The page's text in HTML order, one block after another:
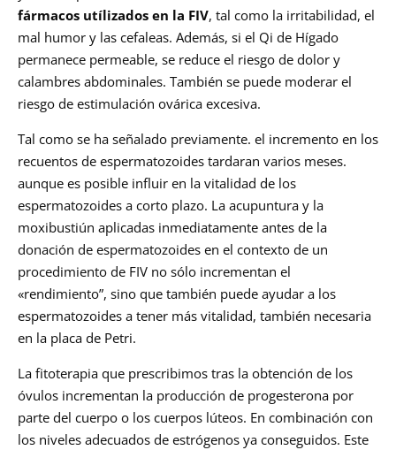
fármacos utílizados en la FIV, tal como la irritabilidad, el
mal humor y las cefaleas. Además, si el Qi de Hígado
permanece permeable, se reduce el riesgo de dolor y
calambres abdominales. También se puede moderar el
riesgo de estimulación ovárica excesiva.
Tal como se ha señalado previamente. el incremento en los
recuentos de espermatozoides tardaran varios meses.
aunque es posible influir en la vitalidad de los
espermatozoides a corto plazo. La acupuntura y la
moxibustiún aplicadas inmediatamente antes de la
donación de espermatozoides en el contexto de un
procedimiento de FIV no sólo incrementan el
«rendimiento”, sino que también puede ayudar a los
espermatozoides a tener más vitalidad, también necesaria
en la placa de Petri.
La fitoterapia que prescribimos tras la obtención de los
óvulos incrementan la producción de progesterona por
parte del cuerpo o los cuerpos lúteos. En combinación con
los niveles adecuados de estrógenos ya conseguidos. Este